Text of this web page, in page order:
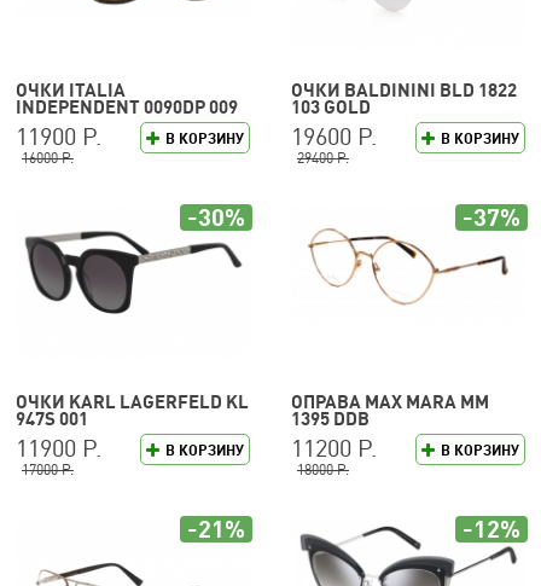
ОЧКИ ITALIA
INDEPENDENT 0090DP 009
120
В КОРЗИНУ
11900 Р.
16000 Р.
ОЧКИ BALDININI BLD 1822
103 GOLD
В КОРЗИНУ
19600 Р.
29400 Р.
ОЧКИ KARL LAGERFELD KL
947S 001
В КОРЗИНУ
11900 Р.
17000 Р.
-30%
ОПРАВА MAX MARA MM
1395 DDB
В КОРЗИНУ
11200 Р.
18000 Р.
-37%
-21% -12%